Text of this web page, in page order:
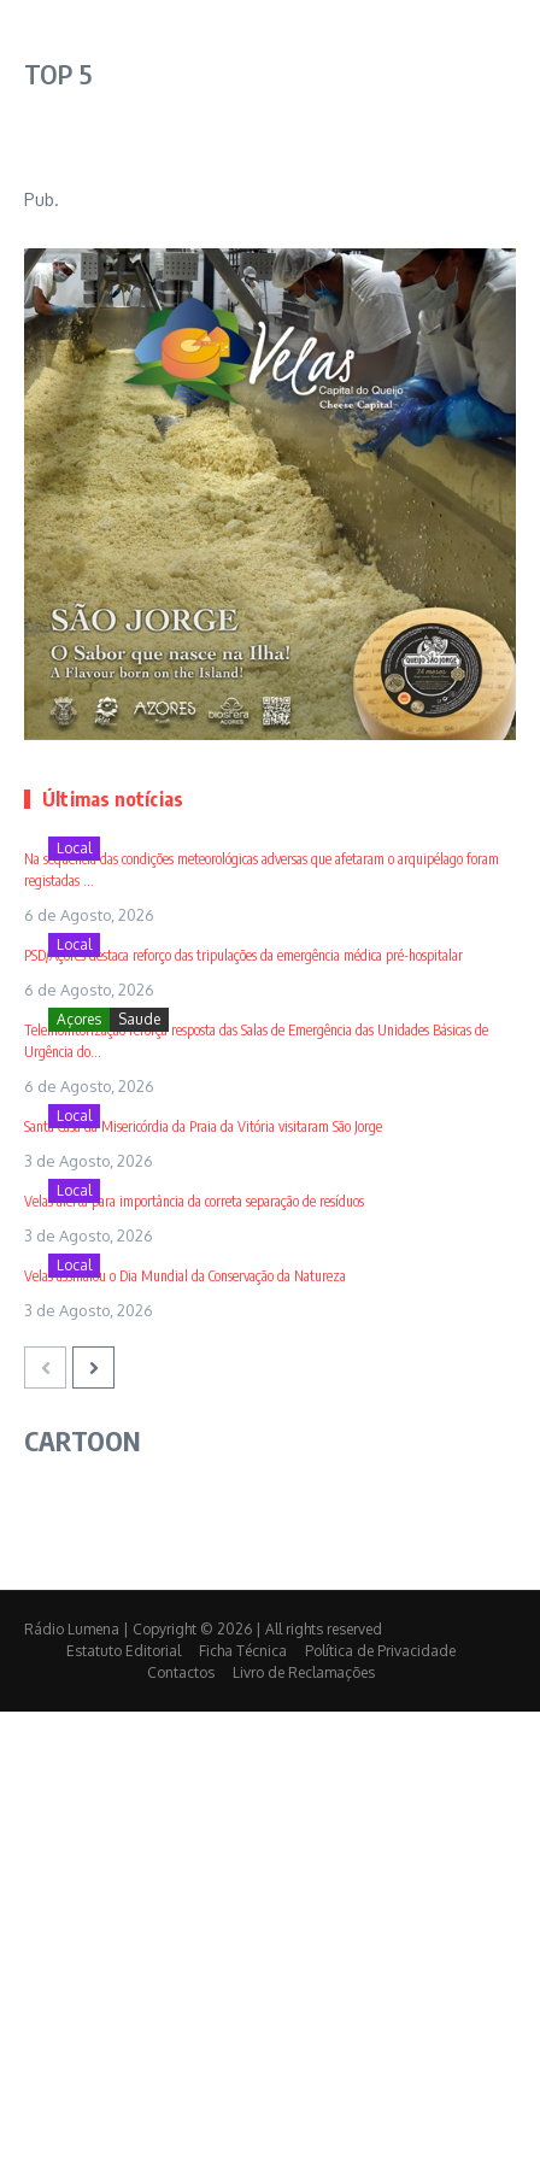
TOP 5
Pub.
Últimas notícias
Local
Na sequência das condições meteorológicas adversas que afetaram o arquipélago foram
registadas ...
6 de Agosto, 2026
Local
PSD/Açores destaca reforço das tripulações da emergência médica pré-hospitalar
6 de Agosto, 2026
Açores Saude
Telemonitorização reforça resposta das Salas de Emergência das Unidades Básicas de
Urgência do...
6 de Agosto, 2026
Local
Santa Casa da Misericórdia da Praia da Vitória visitaram São Jorge
3 de Agosto, 2026
Local
Velas alerta para importância da correta separação de resíduos
3 de Agosto, 2026
Local
Velas assinalou o Dia Mundial da Conservação da Natureza
3 de Agosto, 2026
CARTOON
Rádio Lumena | Copyright © 2026 | All rights reserved
Estatuto Editorial
Ficha Técnica
Política de Privacidade
Contactos
Livro de Reclamações